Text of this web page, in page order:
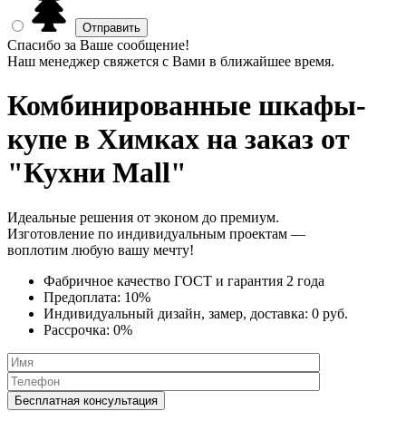
Спасибо за Ваше сообщение!
Наш менеджер свяжется с Вами в ближайшее время.
Комбинированные шкафы-
купе в Химках на заказ от
"Кухни Mall"
Идеальные решения от эконом до премиум.
Изготовление по индивидуальным проектам —
воплотим любую вашу мечту!
Фабричное качество ГОСТ и гарантия 2 года
Предоплата: 10%
Индивидуальный дизайн, замер, доставка: 0 руб.
Рассрочка: 0%